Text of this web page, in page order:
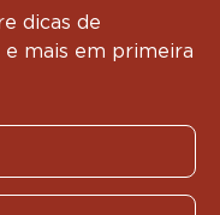
dicas de
mais em primeira